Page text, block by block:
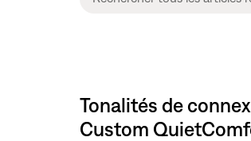
Tonalités de
Custom